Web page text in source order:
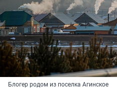
Блогер родом из поселка Агинское